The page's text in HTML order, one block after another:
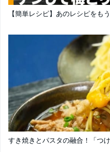
【簡単レシピ】あのレシピをも
すき焼きとパスタの融合！「つ